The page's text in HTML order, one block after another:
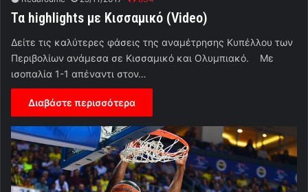
Τα highlights με Κισσαμικό (Video)
Δείτε τις καλύτερες φάσεις της αναμέτρησης Κυπέλλου των
Περιβολίων ανάμεσα σε Κισσαμικό και Ολυμπιακό. Με
ισοπαλία 1-1 απέναντι στον…
Διαβάστε περισσότερα